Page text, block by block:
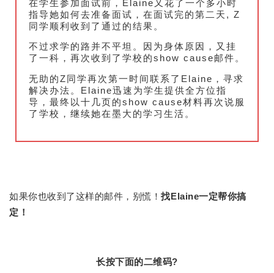
在学生参加面试前，Elaine又花了一个多小时
指导她如何去准备面试，在面试完的第二天, Z
同学顺利收到了通过的结果。
不过求学的路并不平坦。因为身体原因，又挂
了一科，再次收到了学校的show cause邮件。
无助的Z同学再次第一时间联系了Elaine，寻求
解决办法。Elaine迅速为学生提供全方位指
导，最终以十几页的show cause材料再次说服
了学校，继续她在墨大的学习生活。
如果你也收到了这样的邮件，别慌！找Elaine一定帮你搞
定！
长按下面的二维码?